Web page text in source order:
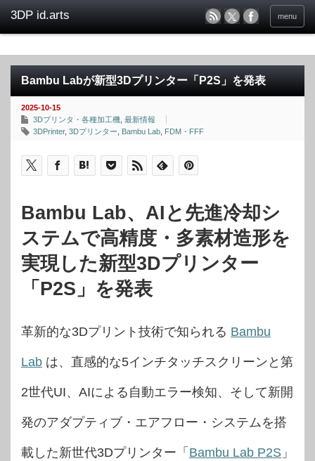
menu
Bambu Labが新型3Dプリンター「P2S」を発表
2025-10-15
3Dプリンタ・各種加工機 最新情報
3DPrinter, 3Dプリンター Bambu Lab FDM・FFF
Bambu Lab、AIと先進冷却シ
ステムで高精度・多素材造形を
実現した新型3Dプリンター
「P2S」を発表
革新的な3Dプリント技術で知られる Bambu
Lab は、直感的な5インチタッチスクリーンと第
2世代UI、AIによる自動エラー検知、そして新開
発のアダプティブ・エアフロー・システムを搭
載した新世代3Dプリンター「 Bambu Lab P2S 」